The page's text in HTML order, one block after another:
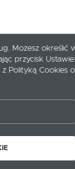
Możesz określić
przycisk
Polityką Cookies